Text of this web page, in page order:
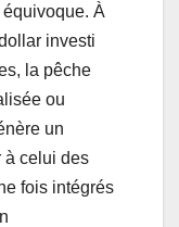
À
investi
la pêche
ou
un
à celui des
fois intégrés